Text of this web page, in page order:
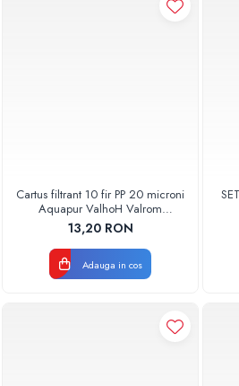
Cartus filtrant 10 fir PP 20 microni
Aquapur ValhoH Valrom
AQUA07000210020
13,20 RON
Adauga in cos